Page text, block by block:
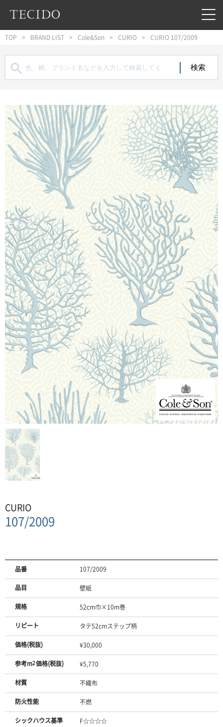
フッターへジャンプ
TOP BRAND LIST Cole&Son CURIO CURIO 107/2009

CURIO
107/2009
品番 107/2009
品目 壁紙
規格 52cm巾×10m巻
リピート タテ52cmステップ柄
価格(税抜) ¥30,000
参考m2価格(税抜) ¥5,770
材質 不織布
防火性能 不燃
シックハウス基準 F☆☆☆☆